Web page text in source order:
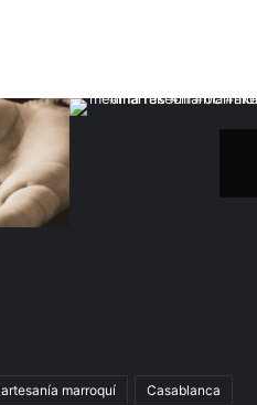
artesanía marroquí Casablanca